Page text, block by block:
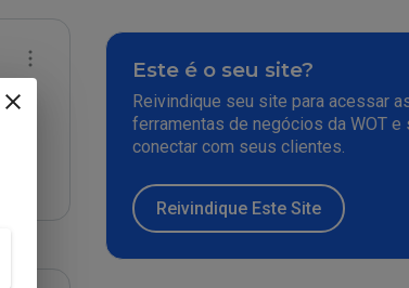
Este é o seu site?
Reivindique seu site para acessar
ferramentas de negócios da WOT e
conectar com seus clientes.
Reivindique Este Site